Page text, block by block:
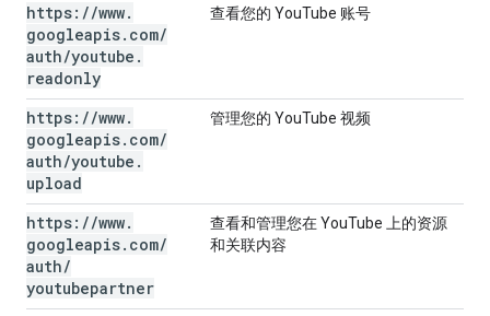
https: //www.
googleapis. com/
auth/youtube .
readonly
查看您的 YouTube 账号
https: //www.
googleapis. com/
auth/youtube .
upload
管理您的 YouTube 视频
https: //www.
googleapis. com/
auth/
youtubepartner
查看和管理您在 YouTube 上的资源
和关联内容